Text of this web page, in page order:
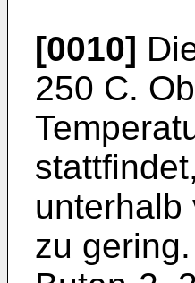
[0010]
250 C.
unterhalb
zu